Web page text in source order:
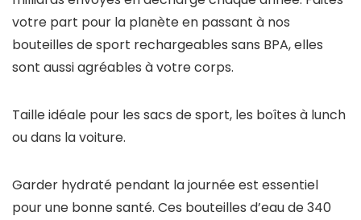
votre part pour la planète en passant à nos
bouteilles de sport rechargeables sans BPA, elles
sont aussi agréables à votre corps.
Taille idéale pour les sacs de sport, les boîtes à lunch
ou dans la voiture.
Garder hydraté pendant la journée est essentiel
pour une bonne santé. Ces bouteilles d’eau de 340